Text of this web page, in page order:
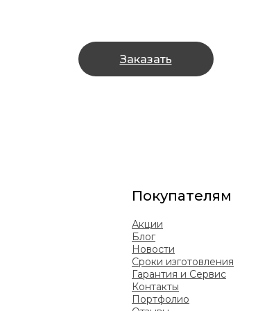
Заказать
Покупателям
Акции
Блог
Новости
Сроки изготовления
Гарантия и Сервис
Контакты
Портфолио